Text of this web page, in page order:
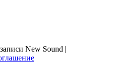
New Sound